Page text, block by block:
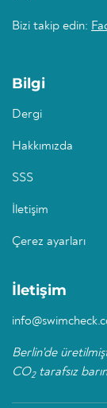
Bizi takip edin:
Bilgi
Dergi
Hakkımızda
SSS
İletişim
Çerez ayarları
İletişim
Berlin'de
CO2tarafsız